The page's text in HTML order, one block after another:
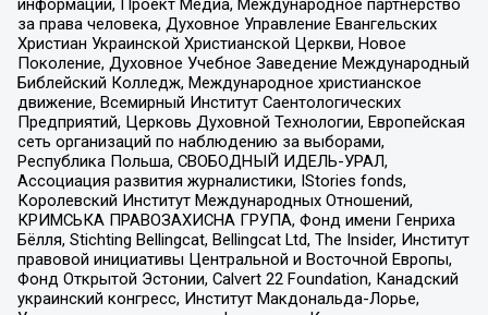
информации, Проект Медиа, Международное партнерство
за права человека, Духовное Управление Евангельских
Христиан Украинской Христианской Церкви, Новое
Поколение, Духовное Учебное Заведение Международный
Библейский Колледж, Международное христианское
движение, Всемирный Институт Саентологических
Предприятий, Церковь Духовной Технологии, Европейская
сеть организаций по наблюдению за выборами,
Республика Польша, СВОБОДНЫЙ ИДЕЛЬ-УРАЛ,
Ассоциация развития журналистики, IStories fonds,
Королевский Институт Международных Отношений,
КРИМСЬКА ПРАВОЗАХИСНА ГРУПА, Фонд имени Генриха
Бёлля, Stichting Bellingcat, Bellingcat Ltd, The Insider, Институт
правовой инициативы Центральной и Восточной Европы,
Фонд Открытой Эстонии, Calvert 22 Foundation, Канадский
украинский конгресс, Институт Макдональда-Лорье,